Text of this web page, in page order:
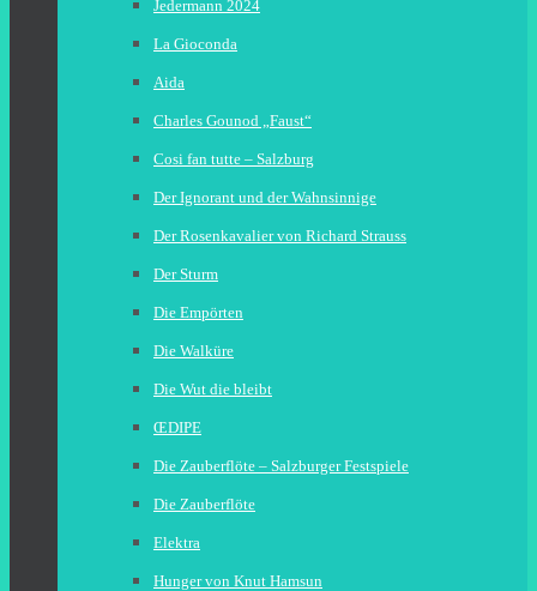
Jedermann 2024
La Gioconda
Aida
Charles Gounod „Faust“
Cosi fan tutte – Salzburg
Der Ignorant und der Wahnsinnige
Der Rosenkavalier von Richard Strauss
Der Sturm
Die Empörten
Die Walküre
Die Wut die bleibt
ŒDIPE
Die Zauberflöte – Salzburger Festspiele
Die Zauberflöte
Elektra
Hunger von Knut Hamsun